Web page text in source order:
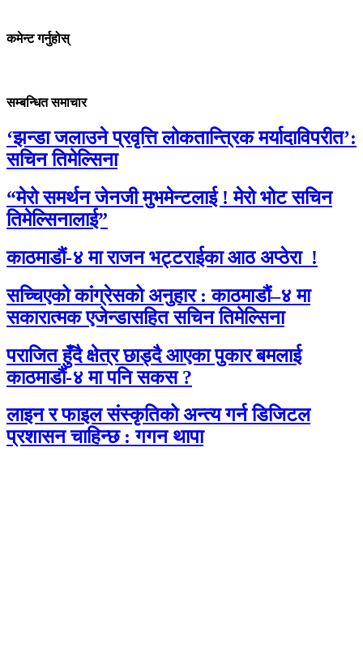
कमेन्ट गर्नुहोस्
सम्बन्धित समाचार
‘झन्डा जलाउने प्रवृत्ति लोकतान्त्रिक मर्यादाविपरीत’:
सचिन तिमेल्सिना
“मेरो समर्थन जेनजी मुभमेन्टलाई ! मेरो भोट सचिन
तिमेल्सिनालाई”
काठमाडौं-४ मा राजन भट्टराईका आठ अप्ठेरा !
सच्चिएको कांग्रेसको अनुहार : काठमाडौं–४ मा
सकारात्मक एजेन्डासहित सचिन तिमेल्सिना
पराजित हुँदै क्षेत्र छाड्दै आएका पुकार बमलाई
काठमाडौं-४ मा पनि सकस ?
लाइन र फाइल संस्कृतिको अन्त्य गर्न डिजिटल
प्रशासन चाहिन्छ : गगन थापा